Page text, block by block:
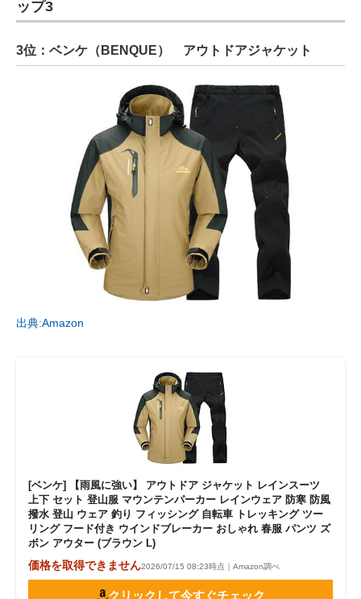
ップ3
3位：ベンケ（BENQUE） アウトドアジャケット
出典:Amazon
[ベンケ] 【雨風に強い】 アウトドア ジャケット レインスーツ
上下 セット 登山服 マウンテンパーカー レインウェア 防寒 防風
撥水 登山 ウェア 釣り フィッシング 自転車 トレッキング ツー
リング フード付き ウインドブレーカー おしゃれ 春服 パンツ ズ
ボン アウター (ブラウン L)
価格を取得できません2026/07/15 08:23時点｜Amazon調べ
クリックして今すぐチェック